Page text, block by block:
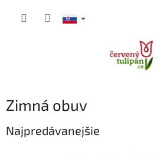
Zimná obuv
Najpredávanejšie